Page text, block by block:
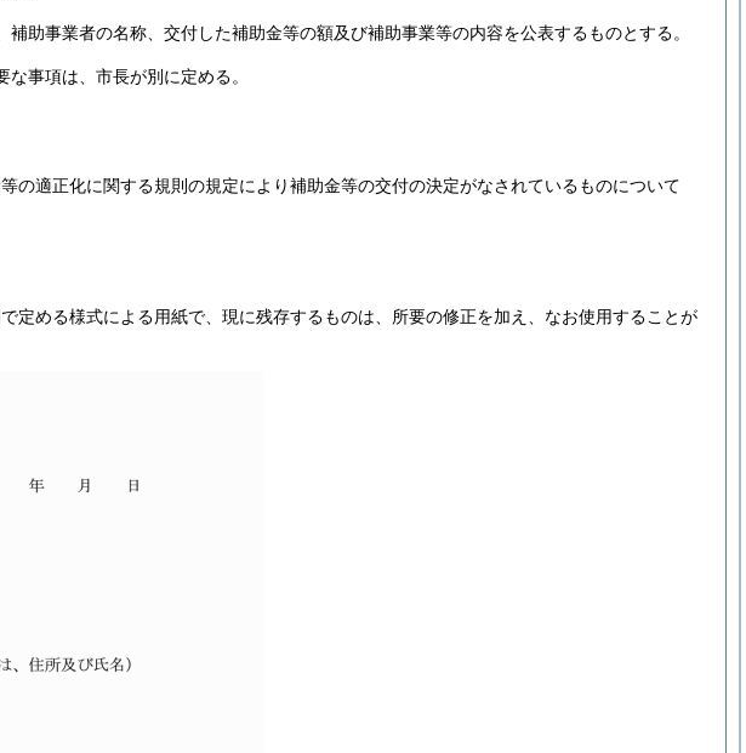
助事業者の名称、交付した補助金等の額及び補助事業等の内容を公表するものとする。
事項は、市長が別に定める。
の適正化に関する規則の規定により補助金等の交付の決定がなされているものについて
定める様式による用紙で、現に残存するものは、所要の修正を加え、なお使用することが